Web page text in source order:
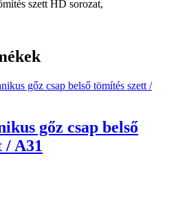
szett HD sorozat,
gőz csap belső
/ A31